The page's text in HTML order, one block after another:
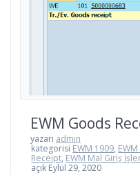
EWM Goods
yazarı admin
kategorisi EWM 1909,
Receipt, EWM Mal Giriş
açık Eylül 29, 2020